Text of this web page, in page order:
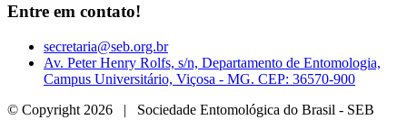
Entre em contato!
secretaria@seb.org.br
Av. Peter Henry Rolfs, s/n, Departamento de Entomologia,
Campus Universitário, Viçosa - MG. CEP: 36570-900
© Copyright 2026 | Sociedade Entomológica do Brasil - SEB